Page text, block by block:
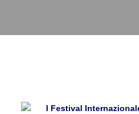
I Festival